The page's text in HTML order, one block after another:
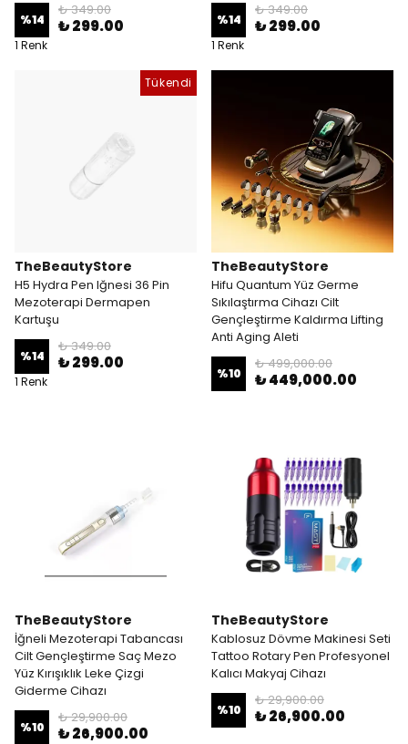
%14
₺ 349.00
₺ 299.00
1 Renk
%14
₺ 349.00
₺ 299.00
1 Renk
Tükendi
TheBeautyStore
H5 Hydra Pen Iğnesi 36 Pin
Mezoterapi Dermapen
Kartuşu
%14
₺ 349.00
₺ 299.00
1 Renk
TheBeautyStore
Hifu Quantum Yüz Germe
Sıkılaştırma Cihazı Cilt
Gençleştirme Kaldırma Lifting
Anti Aging Aleti
%10
₺ 499,000.00
₺ 449,000.00
TheBeautyStore
İğneli Mezoterapi Tabancası
Cilt Gençleştirme Saç Mezo
Yüz Kırışıklık Leke Çizgi
Giderme Cihazı
%10
₺ 29,900.00
₺ 26,900.00
TheBeautyStore
Kablosuz Dövme Makinesi Seti
Tattoo Rotary Pen Profesyonel
Kalıcı Makyaj Cihazı
%10
₺ 29,900.00
₺ 26,900.00